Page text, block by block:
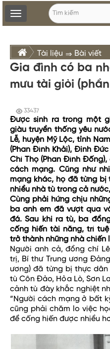
Toggle
navigation
Tài liệu ⇒ Bài viết
Gia đình có ba
mưu tài giỏi (phần
33437
Được sinh ra trong một
giàu truyền thống yêu
Lễ, huyện Mỹ Lộc, tỉnh
(Phan Đình Khải), Đinh
Chí Thọ (Phan Đình
cách mạng. Cũng như
mạng khác, họ đã từng
nhiều nhà tù trong cả
Cùng phải hứng chịu
ba anh em đã vượt qua
đá. Sau khi ra tù, ba
cống hiến tài năng, trí
trở thành những nhà
Người anh cả, đồng chí
trị, Bí thư Trung ương
ương) đã từng bị thực
tù Côn Đảo, Hỏa Lò, Sơn
cảnh tù đày khắc nghiệt
“Người cách mạng ở bất
cũng phải chăm lo việc
để cống hiến được nhiều